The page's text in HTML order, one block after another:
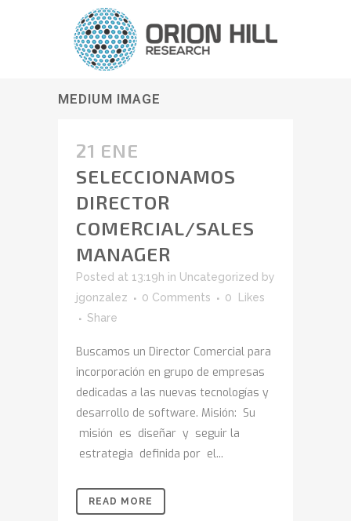
MEDIUM IMAGE
21 ENE
SELECCIONAMOS
DIRECTOR
COMERCIAL/SALES
MANAGER
Posted at 13:19h in Uncategorized by
jgonzalez
0 Comments 0
Likes
Share
Buscamos un Director Comercial para
incorporación en grupo de empresas
dedicadas a las nuevas tecnologías y
desarrollo de software. Misión: Su
misión es diseñar y seguir la
estrategia definida por el...
READ MORE